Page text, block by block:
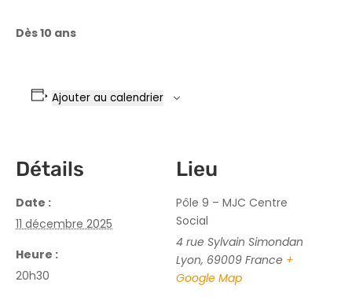
Dès 10 ans
Ajouter au calendrier
Détails
Date :
11 décembre 2025
Heure :
20h30
Lieu
Pôle 9 – MJC Centre
Social
4 rue Sylvain Simondan
Lyon, 69009 France +
Google Map